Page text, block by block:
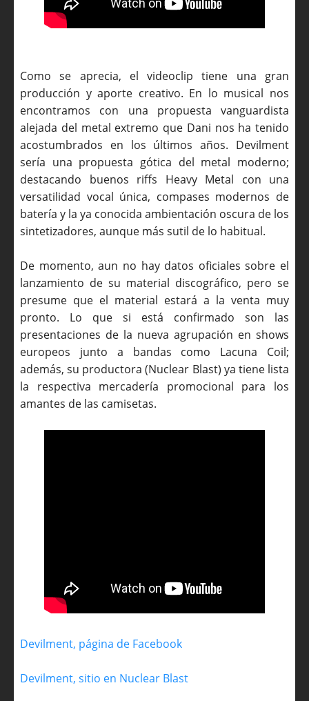
Como se aprecia, el videoclip tiene una gran
producción y aporte creativo. En lo musical nos
encontramos con una propuesta vanguardista
alejada del metal extremo que Dani nos ha tenido
acostumbrados en los últimos años. Devilment
sería una propuesta gótica del metal moderno;
destacando buenos riffs Heavy Metal con una
versatilidad vocal única, compases modernos de
batería y la ya conocida ambientación oscura de los
sintetizadores, aunque más sutil de lo habitual.
De momento, aun no hay datos oficiales sobre el
lanzamiento de su material discográfico, pero se
presume que el material estará a la venta muy
pronto. Lo que si está confirmado son las
presentaciones de la nueva agrupación en shows
europeos junto a bandas como Lacuna Coil;
además, su productora (Nuclear Blast) ya tiene lista
la respectiva mercadería promocional para los
amantes de las camisetas.
Devilment, página de Facebook
Devilment, sitio en Nuclear Blast